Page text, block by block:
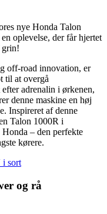
nye Honda Talon
oplevelse, der får hjertet
grin!
off-road innovation, er
til at overgå
adrenalin i ørkenen,
denne maskine en høj
Inspireret af denne
Talon 1000R i
– den perfekte
kørere.
i sort
og rå